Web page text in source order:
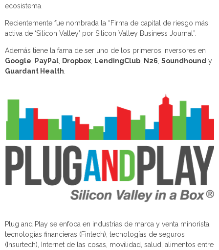
ecosistema.
Recientemente fue nombrada la “Firma de capital de riesgo más
activa de ‘Silicon Valley’ por Silicon Valley Business Journal”.
Además tiene la fama de ser uno de los primeros inversores en
Google
PayPal Dropbox LendingClub N26 Soundhound y
Guardant Health
Plug and Play se enfoca en industrias de marca y venta minorista,
tecnologías financieras (Fintech), tecnologías de seguros
(Insurtech), Internet de las cosas, movilidad, salud, alimentos entre